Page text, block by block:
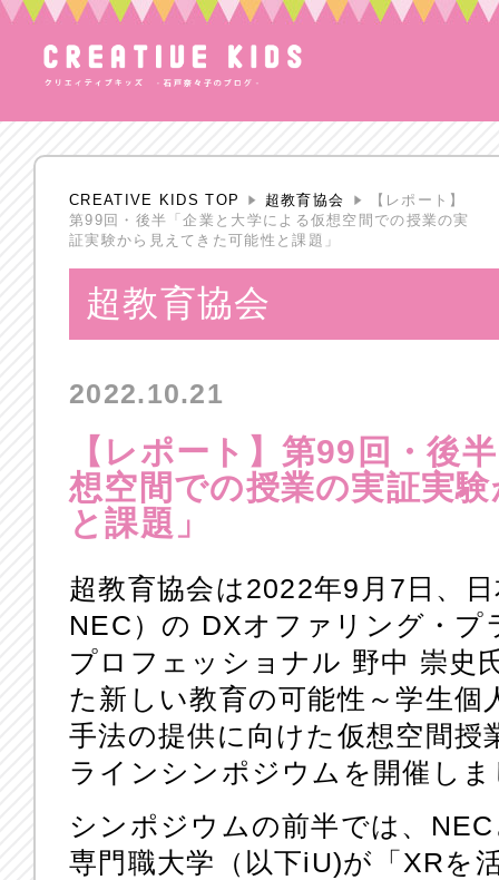
CREATIVE KIDS TOP 超教育協会
【レポート】
第99回・後半「企業と大学による仮想空間での授業の実
証実験から見えてきた可能性と課題」
超教育協会
2022.10.21
【レポート】第99回・後
想空間での授業の実証実
と課題」
超教育協会は2022年9月7日、
NEC）の DXオファリング・プ
プロフェッショナル 野中 崇史
た新しい教育の可能性～学生
手法の提供に向けた仮想空間
ラインシンポジウムを開催し
シンポジウムの前半では、
専門職大学（以下iU)が「XRを